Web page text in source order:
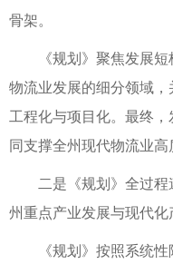
骨架。
《规划》聚焦发展短
物流业发展的细分领域
工程化与项目化。最终
同支撑全州现代物流业高
二是《规划》全过程
州重点产业发展与现代化
《规划》按照系统性